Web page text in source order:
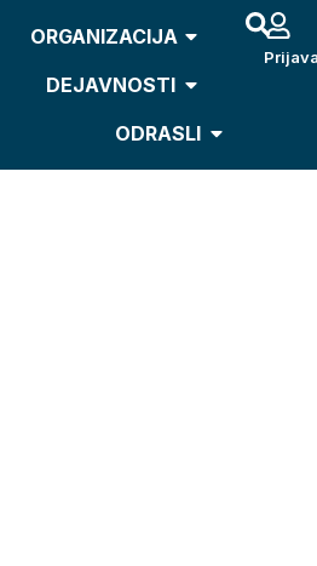
ORGANIZACIJA
DEJAVNOSTI
ODRASLI